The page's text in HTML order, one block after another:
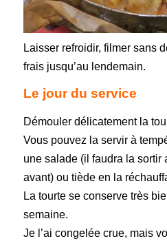
Laisser refroidir, filmer sans
frais jusqu’au lendemain.
Le jour du service
Démouler délicatement la
Vous pouvez la servir à
une salade (il faudra la sortir
avant) ou tiède en la
La tourte se conserve très
semaine.
Je l’ai congelée crue, mais